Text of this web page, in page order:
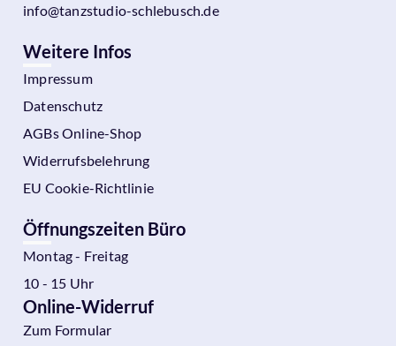
info@tanzstudio-schlebusch.de
Weitere Infos
Impressum
Datenschutz
AGBs Online-Shop
Widerrufsbelehrung
EU Cookie-Richtlinie
Öffnungszeiten Büro
Montag - Freitag
10 - 15 Uhr
Online-Widerruf
Zum Formular